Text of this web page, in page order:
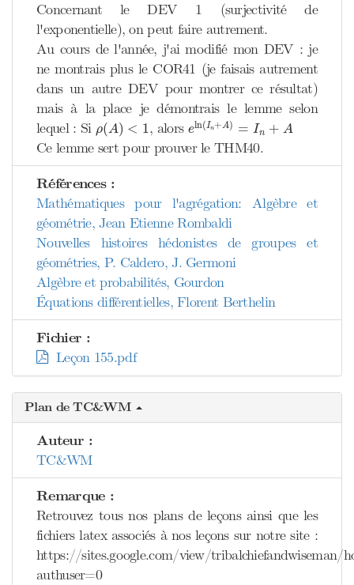
Concernant le DEV 1 (surjectivité de
l'exponentielle), on peut faire autrement.
Au cours de l'année, j'ai modifié mon DEV : je
ne montrais plus le COR41 (je faisais autrement
dans un autre DEV pour montrer ce résultat)
mais à la place je démontrais le lemme selon
lequel : Si ρ(A) < 1
(A) <1 , alors eln(In+A) = In + A
ln( n + = A
Ce lemme sert pour prouver le THM40.
Références :
Mathématiques pour l'agrégation: Algèbre et
géométrie, Jean Etienne Rombaldi
Nouvelles histoires hédonistes de groupes et
géométries, P. Caldero, J. Germoni
Algèbre et probabilités, Gourdon
Équations différentielles, Florent Berthelin
Fichier :
Leçon 155.pdf
Plan de TC&WM
Auteur :
TC&WM
Remarque :
Retrouvez tous nos plans de leçons ainsi que les
fichiers latex associés à nos leçons sur notre site :
https://sites.google.com/view/tribalchiefandwiseman/
authuser=0